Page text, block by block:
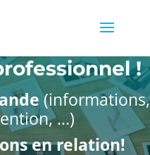
!
(informations,
...)
en relation!